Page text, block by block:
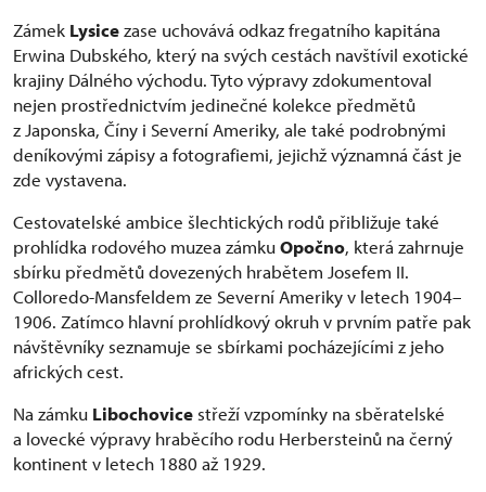
Zámek Lysicezase uchovává odkaz fregatního kapitána
Erwina Dubského, který na svých cestách navštívil exotické
krajiny Dálného východu. Tyto výpravy zdokumentoval
nejen prostřednictvím jedinečné kolekce předmětů
z Japonska, Číny i Severní Ameriky, ale také podrobnými
deníkovými zápisy a fotografiemi, jejichž významná část je
zde vystavena.
Cestovatelské ambice šlechtických rodů přibližuje také
prohlídka rodového muzea zámkuOpočno, která zahrnuje
sbírku předmětů dovezených hrabětem Josefem II.
Colloredo-Mansfeldem ze Severní Ameriky v letech 1904–
1906. Zatímco hlavní prohlídkový okruh v prvním patře pak
návštěvníky seznamuje se sbírkami pocházejícími z jeho
afrických cest.
Na zámku Libochovice střeží vzpomínky na sběratelské
a lovecké výpravy hraběcího rodu Herbersteinů na černý
kontinent v letech 1880 až 1929.